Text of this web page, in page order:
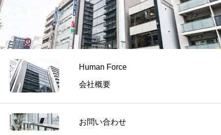
様
労
務
体
制
は？
｜
士
アクセス
Human Force
会社概要
お問い合わせ